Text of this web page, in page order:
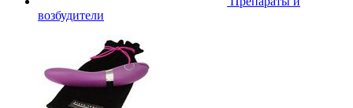
возбудители